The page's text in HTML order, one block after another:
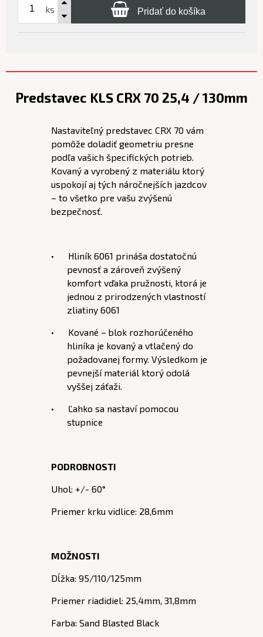
ks Pridať do košíka
Predstavec KLS CRX 70 25,4 / 130mm
Nastaviteľný predstavec CRX 70 vám
pomôže doladiť geometriu presne
podľa vašich špecifických potrieb.
Kovaný a vyrobený z materiálu ktorý
uspokojí aj tých náročnejších jazdcov
– to všetko pre vašu zvýšenú
bezpečnosť.
• Hliník 6061 prináša dostatočnú
pevnosť a zároveň zvýšený
komfort vďaka pružnosti, ktorá je
jednou z prirodzených vlastností
zliatiny 6061
• Kované – blok rozhorúčeného
hliníka je kovaný a vtlačený do
požadovanej formy. Výsledkom je
pevnejší materiál ktorý odolá
vyššej záťaži.
• Ľahko sa nastaví pomocou
stupnice
PODROBNOSTI
Uhol: +/- 60°
Priemer krku vidlice: 28,6mm
MOŽNOSTI
Dĺžka: 95/110/125mm
Priemer riadidiel: 25,4mm, 31,8mm
Farba: Sand Blasted Black